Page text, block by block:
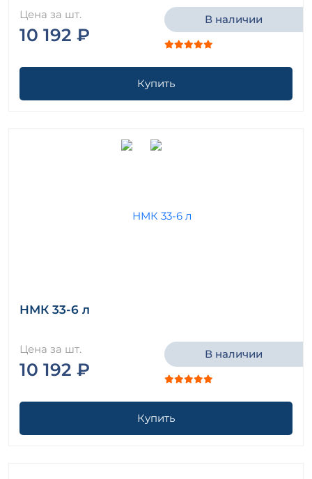
Цена за шт.
10 192 ₽
В наличии
Купить
НМК 33-6 л
Цена за шт.
10 192 ₽
В наличии
Купить